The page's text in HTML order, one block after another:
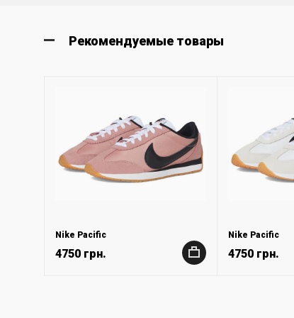
Рекомендуемые товары
Nike Pacific
4750 грн. +
Nike Pacific
4750 грн.